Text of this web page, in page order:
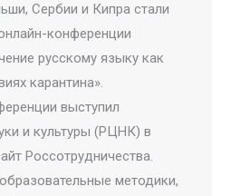
Сербии и Кипра стали
конференции
русскому языку как
карантина».
выступил
и культуры (РЦНК) в
Россотрудничества.
методики,